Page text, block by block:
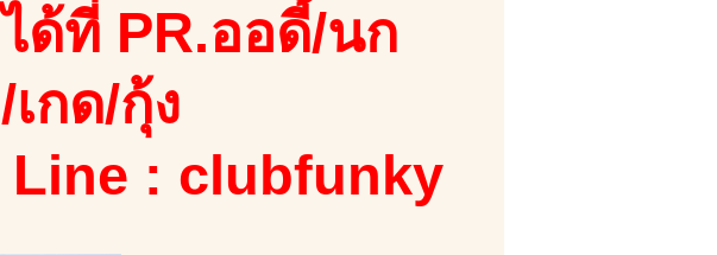
ด้ที่ PR.ออดี้/นก
กด/กุ้ง
Line : clubfunky